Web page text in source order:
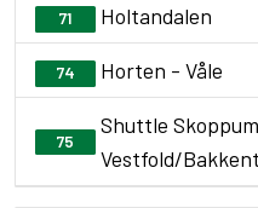
71 Holtandalen
74 Horten - Våle
75
Shuttle
Vestfold/